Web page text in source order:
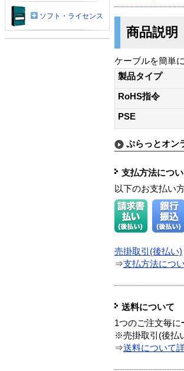
商品説明
ケーブルを簡単
製品タイプ
RoHS指令
PSE
ぷらっとオン
支払方法につ
以下のお支払い
売掛取引(後払い)
⇒支払方法につ
送料について
1つのご注文毎に
※売掛取引(後払
⇒送料について
ソフト・ライセンス